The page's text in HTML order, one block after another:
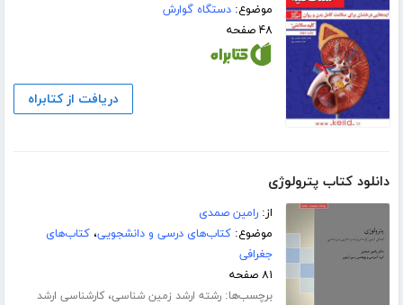
موضوع:دستگاه گوارش
۴۸ صفحه
دریافت از کتابراه
دانلود کتاب پترولوژی
از:رامین صمدی
موضوع:کتاب‌های درسی و دانشجویی،کتاب‌های
جغرافی
۸۱ صفحه
برچسب‌ها:رشته ارشد زمین شناسی،کارشناسی ارشد